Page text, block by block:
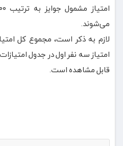
می‌شوند.
لازم به ذکر است، مجموع کل
امتیاز سه نفر اول در جدول
قابل مشاهده است.